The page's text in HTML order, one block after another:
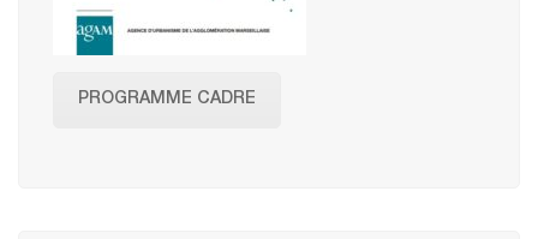
PROGRAMME CADRE